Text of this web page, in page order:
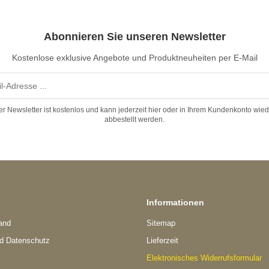
Abonnieren Sie unseren Newsletter
Kostenlose exklusive Angebote und Produktneuheiten per E-Mail
Newsletter ist kostenlos und kann jederzeit hier oder in Ihrem Kundenkonto
abbestellt werden.
Datenschutz
Informationen
Sitemap
Lieferzeit
Elektronisches Widerrufsformular